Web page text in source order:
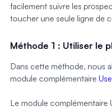
facilement suivre les
toucher une seule ligne de
Méthode 1 : Utiliser le
Dans cette méthode, nous
module complémentaire
Le module complémentaire